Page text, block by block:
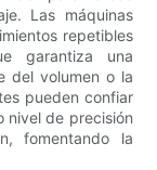
Las máquinas
repetibles
garantiza una
del volumen o la
pueden confiar
nivel de precisión
fomentando la